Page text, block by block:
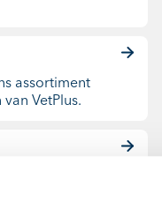
assortiment
VetPlus.